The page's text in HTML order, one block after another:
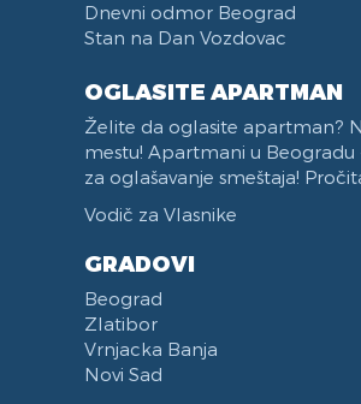
Dnevni odmor Beograd
Stan na Dan Vozdovac
OGLASITE APARTMAN
Želite da oglasite apartman?
mestu! Apartmani u
za oglašavanje smeštaja!
Vodič za Vlasnike
GRADOVI
Beograd
Zlatibor
Vrnjacka Banja
Novi Sad